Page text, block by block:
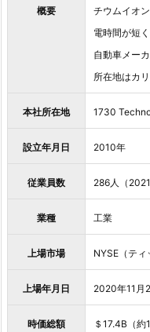
概要
チウムイオ
電時間が短
自動車メー
所在地はカ
本社所在地 1730
設立年月日 2010年
従業員数 286人（
業種 工業
上場市場 NYSE（ティ
上場年月日 2020年11月
時価総額 ＄17.4B（